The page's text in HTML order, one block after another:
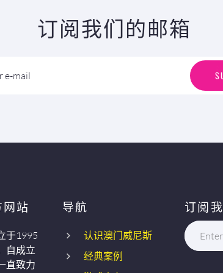
订阅我们的邮箱
e-mail S
站
于1995
自成立
直致力
导航
认识澳门威尼斯
经典案例
订阅